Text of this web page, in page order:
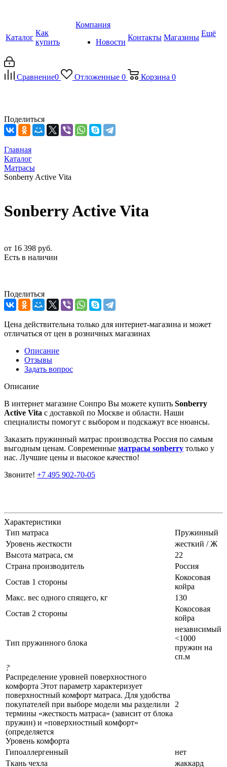
Каталог
Как
купить
Компания
Новости
Контакты Магазины Ещё
Сравнение0 Отложенные 0 Корзина 0
Поделиться
Главная
Каталог
Матрасы
Sonberry Active Vita
Sonberry Active Vita
от 16 398 руб.
Есть в наличии
Поделиться
Цена действительна только для интернет-магазина и может
отличаться от цен в розничных магазинах
Описание
Отзывы
Задать вопрос
Описание
В интернет магазине Сонпро Вы можете купить Sonberry
Active Vita с доставкой по Москве и области. Наши
специалисты помогут с выбором и подскажут все нюансы.
Заказать пружинный матрас производства Россия по самым
выгодным ценам. Современные матрасы sonberry только у
нас. Лучшие цены и высокое качество!
Звоните! +7 495 902-70-05
Характеристики
Тип матраса
Пружинный
Уровень жесткости
жесткий / Ж
Высота матраса, см
22
Страна производитель
Россия
Состав 1 стороны
Кокосовая
койра
Макс. вес одного спящего, кг
130
Состав 2 стороны
Кокосовая
койра
Тип пружинного блока
независимый
<1000
пружин на
сп.м
?
Распределение уровней поверхностного
комфорта Этот параметр характеризует
поверхностный комфорт матраса. Для удобства
покупателей при выборе модели мы разделили
термины «жесткость матраса» (зависит от блока
пружин) и «поверхностный комфорт»
(определяется
Уровень комфорта
2
Гипоаллергенный
нет
Ткань чехла
жаккард